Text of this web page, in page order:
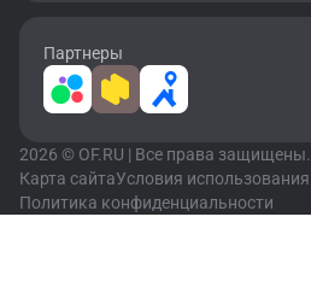
Партнеры
2026 © OF.RU | Все права защищены.
Карта сайтаУсловия использования
Политика конфиденциальности